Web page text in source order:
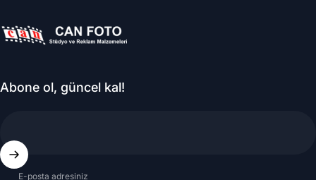
Can Foto Stüdyo ve Reklam Malzemeleri
Abone ol, güncel kal!
E-posta adresiniz